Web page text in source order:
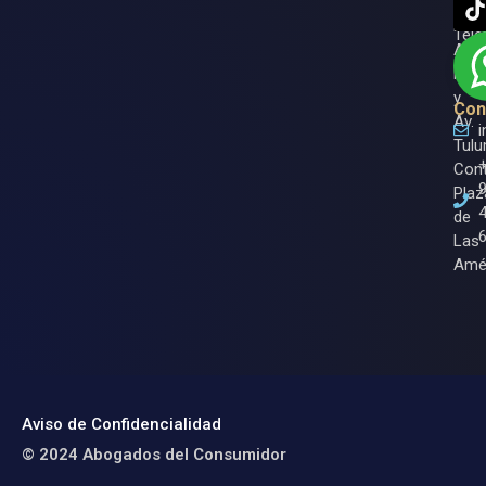
Av.
y
Av.
de
Las
Aviso de Confidencialidad
© 2024 Abogados del Consumidor